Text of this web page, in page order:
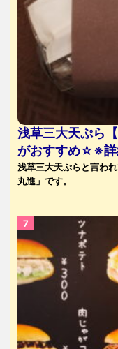
浅草三大天ぷら
がおすすめ☆※詳
浅草三大天ぷらと言わ
丸進」です。